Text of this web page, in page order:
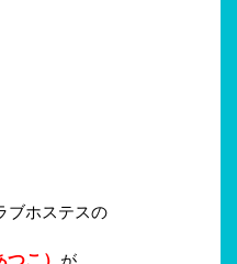
ブホステスの
こ） が